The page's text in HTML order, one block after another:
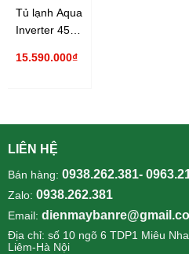
Tủ lạnh Aqua
Inverter 456
IGW525EM(GB)
15.590.000₫
LIÊN HỆ
Bán hàng: 0938.262.381-
Zalo: 0938.262.381
Email:
Địa chỉ: số 10 ngõ 6 TDP1 Miêu
Liêm-Hà Nội